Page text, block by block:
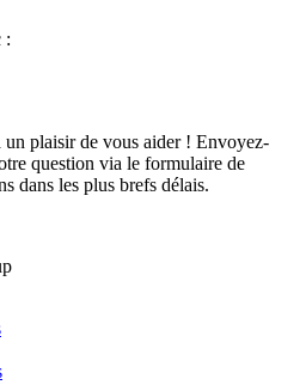
:
un plaisir de vous aider ! Envoyez-
question via le formulaire de
dans les plus brefs délais.